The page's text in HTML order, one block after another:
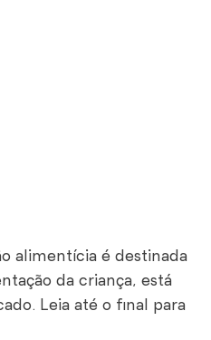
alimentícia é destinada
da criança, está
Leia até o final para